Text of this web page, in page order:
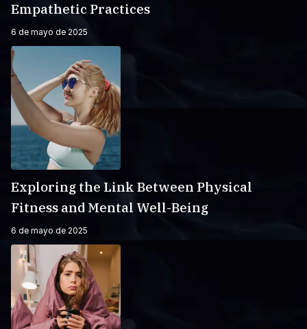
Empathetic Practices
6 de mayo de 2025
Exploring the Link Between Physical
Fitness and Mental Well-Being
6 de mayo de 2025